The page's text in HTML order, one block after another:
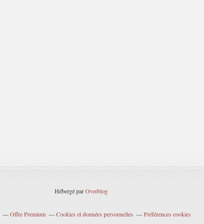
Hébergé parOverblog
Offre Premium Cookies et données personnelles Préférences cookies